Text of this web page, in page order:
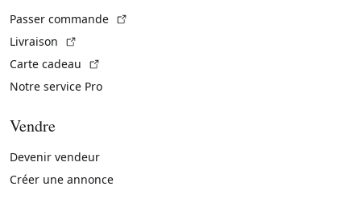
Passer commande
Livraison
Carte cadeau
Notre service Pro
Vendre
Devenir vendeur
Créer une annonce